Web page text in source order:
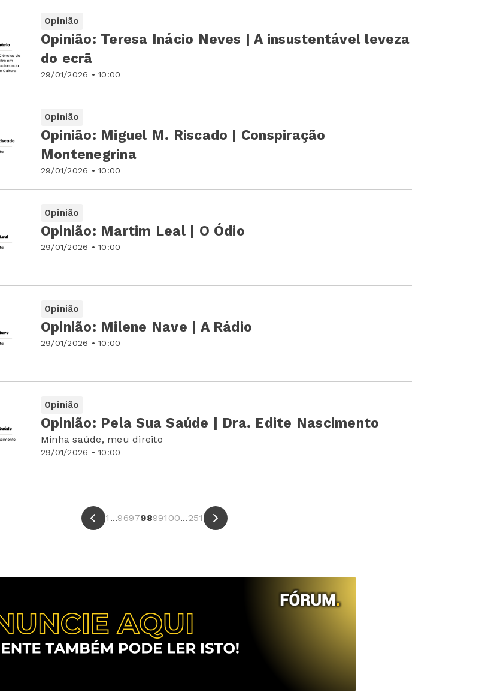
Opinião
29/01/2026 • 10:00
Opinião: Teresa Inácio Neves | A insustentável leveza
do ecrã
Opinião
29/01/2026 • 10:00
Opinião: Miguel M. Riscado | Conspiração
Montenegrina
Opinião
29/01/2026 • 10:00
Opinião: Martim Leal | O Ódio
Opinião
29/01/2026 • 10:00
Opinião: Milene Nave | A Rádio
Opinião
29/01/2026 • 10:00
Opinião: Pela Sua Saúde | Dra. Edite Nascimento
Minha saúde, meu direito
1 ...96979899100...251